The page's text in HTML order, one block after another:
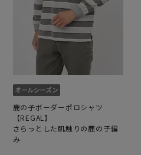
鹿の子ボーダーポロシャツ
【REGAL】
さらっとした肌触りの鹿の子編
み